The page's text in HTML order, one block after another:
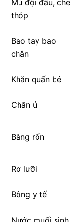
Mũ đội đầu, che
thóp
Bao tay bao
chân
Khăn quấn bé
Chăn ủ
Băng rốn
Rơ lưỡi
Bông y tế